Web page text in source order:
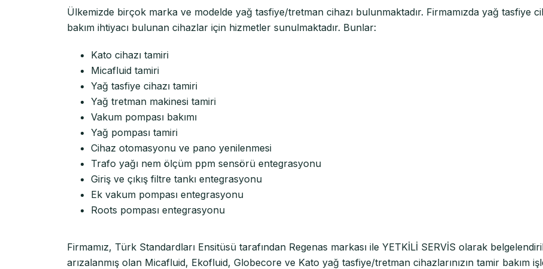
Ülkemizde birçok marka ve modelde yağ tasfiye/tretman cihazı bulunmaktadır. Firmamızda yağ tasfiye
bakım ihtiyacı bulunan cihazlar için hizmetler sunulmaktadır. Bunlar:
Kato cihazı tamiri
Micafluid tamiri
Yağ tasfiye cihazı tamiri
Yağ tretman makinesi tamiri
Vakum pompası bakımı
Yağ pompası tamiri
Cihaz otomasyonu ve pano yenilenmesi
Trafo yağı nem ölçüm ppm sensörü entegrasyonu
Giriş ve çıkış filtre tankı entegrasyonu
Ek vakum pompası entegrasyonu
Roots pompası entegrasyonu
Firmamız, Türk Standardları Ensitüsü tarafından Regenas markası ile YETKİLİ SERVİS olarak
arızalanmış olan Micafluid, Ekofluid, Globecore ve Kato yağ tasfiye/tretman cihazlarınızın tamir bakım